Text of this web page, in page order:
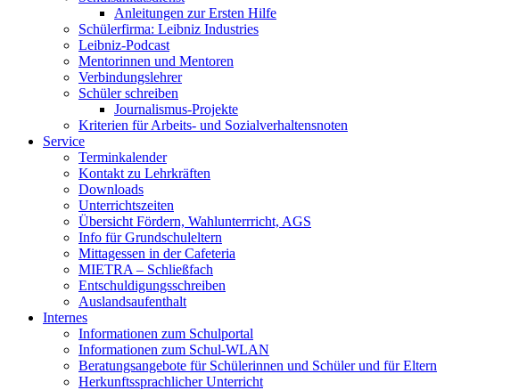
Anleitungen zur Ersten Hilfe
Schülerfirma: Leibniz Industries
Leibniz-Podcast
Mentorinnen und Mentoren
Verbindungslehrer
Schüler schreiben
Journalismus-Projekte
Kriterien für Arbeits- und Sozialverhaltensnoten
Service
Terminkalender
Kontakt zu Lehrkräften
Downloads
Unterrichtszeiten
Übersicht Fördern, Wahlunterrricht, AGS
Info für Grundschuleltern
Mittagessen in der Cafeteria
MIETRA – Schließfach
Entschuldigungsschreiben
Auslandsaufenthalt
Internes
Informationen zum Schulportal
Informationen zum Schul-WLAN
Beratungsangebote für Schülerinnen und Schüler und für Eltern
Herkunftssprachlicher Unterricht